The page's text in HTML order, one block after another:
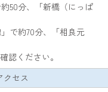
50分、「新橋（にっぱ
で約70分、「相良元
認ください。
クセス